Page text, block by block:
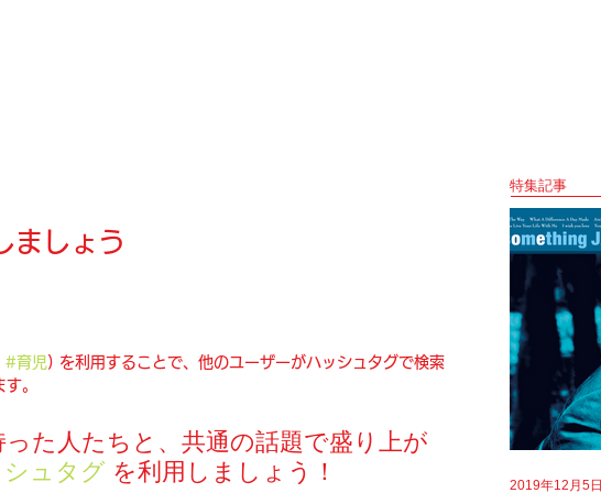
ましょう
#育児) を利用することで、他のユーザーがハッシュタグで検索
。
た人たちと、共通の話題で盛り上が
ュタグ を利用しましょう！
特集記事
2019年12月5日